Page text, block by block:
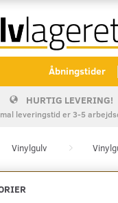
Åbningstider
HURTIG LEVERING!
leveringstid er 3-5
Vinylgulv